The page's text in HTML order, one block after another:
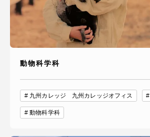
動物科学科
九州カレッジ 九州カレッジオフィス
動物科学科